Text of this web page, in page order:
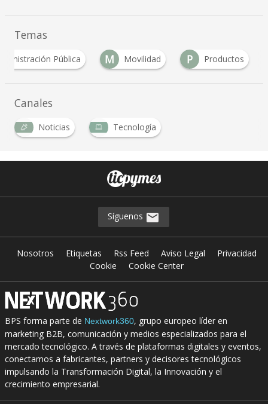
Temas
Pública M Movilidad P Productos
Canales
Noticias Tecnología
Síguenos
Nosotros Etiquetas Rss Feed Aviso Legal
Privacidad
Cookie
Cookie Center
BPS forma parte de Nextwork360, grupo europeo líder en
marketing B2B, comunicación y medios especializados para el
mercado tecnológico. A través de plataformas digitales y eventos,
conectamos a fabricantes, partners y decisores tecnológicos
impulsando la Transformación Digital, la Innovación y el
crecimiento empresarial.